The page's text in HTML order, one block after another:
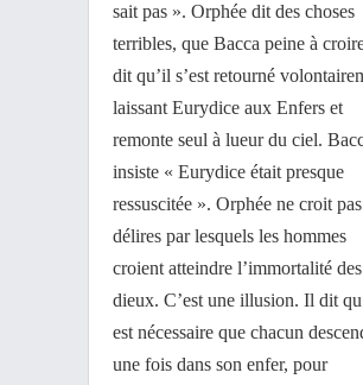
sait pas ». Orphée dit des choses
terribles, que Bacca peine à
dit qu’il s’est retourné
laissant Eurydice aux Enfers et
remonte seul à lueur du ciel.
insiste « Eurydice était presque
ressuscitée ». Orphée ne croit
délires par lesquels les hommes
croient atteindre l’immortalité des
dieux. C’est une illusion. Il dit
est nécessaire que chacun
une fois dans son enfer, pour